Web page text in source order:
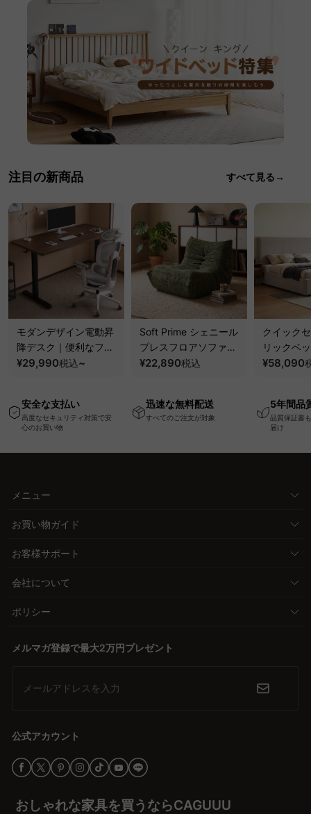
注目の新商品 すべて見る→
モダンデザイン電動昇
降デスク｜便利なフッ
ク・コンセント・
ー機能搭載ワークデス
ク
¥29,990税込~
Soft Prime シェニール
プレスフロアソファ｜
圧縮梱包で搬入しやす
ァ
¥22,890税込
クイック
リックベ
要で組み
¥58,090
安全な支払い
高度なセキュリティ対策で安
心のお買い物
迅速な無料配送
すべてのご注文が対象
5年間品
品質保証書
届け
メニュー
お買い物ガイド
お客様サポート
会社について
ポリシー
メルマガ登録で最大2万円プレゼント
メールアドレスを入力
公式アカウント
おしゃれな家具を買うならCAGUUU